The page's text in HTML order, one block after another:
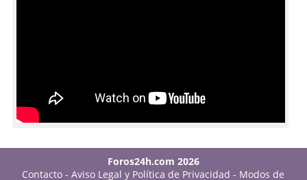
Foros24h.com 2026
Contacto -Aviso Legal y Política de Privacidad - Modos de